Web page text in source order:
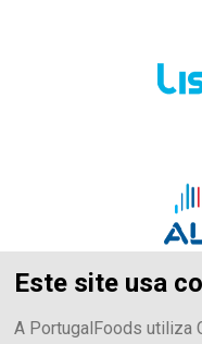
Este site usa
A PortugalFoods utiliza